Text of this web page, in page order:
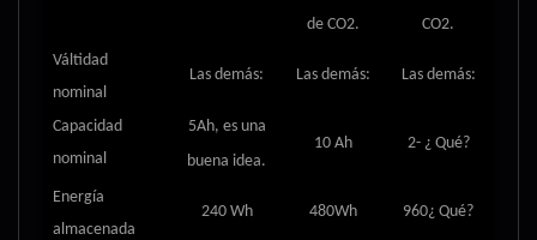
de CO2.
CO2.
Válti­dad
nominal
Las demás: Las demás: Las demás:
Capacidad
nominal
5Ah, es una
buena idea.
10 Ah 2- ¿ Qué?
Energía
almacenada
240 Wh 480Wh 960¿ Qué?